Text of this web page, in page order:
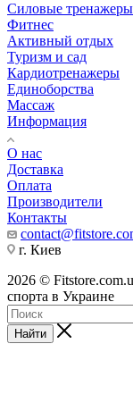
Силовые тренажеры
Фитнес
Активный отдых
Туризм и сад
Кардиотренажеры
Единоборства
Массаж
Информация
О нас
Доставка
Оплата
Производители
Контакты
г. Киев
2026 ©
спорта в Украине
Найти